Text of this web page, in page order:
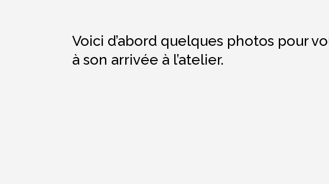
Voici d’abord quelques photos pour
à son arrivée à l’atelier.